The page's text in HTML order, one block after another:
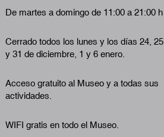
De martes a domingo de 11:00 a 21:00 h
Cerrado todos los lunes y los días 24, 25
y 31 de diciembre, 1 y 6 enero.
Acceso gratuito al Museo y a todas sus
actividades.
WIFI gratis en todo el Museo.